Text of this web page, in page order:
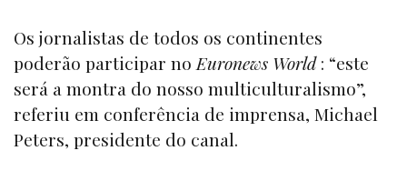
Os jornalistas de todos os continentes
poderão participar noEuronews World: “este
será a montra do nosso multiculturalismo”,
referiu em conferência de imprensa, Michael
Peters, presidente do canal.